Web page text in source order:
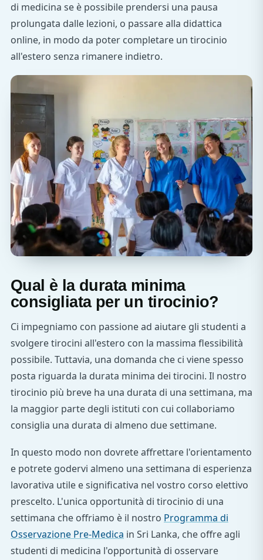
di medicina se è possibile prendersi una pausa
prolungata dalle lezioni, o passare alla didattica
online, in modo da poter completare un tirocinio
all'estero senza rimanere indietro.
Qual è la durata minima
consigliata per un tirocinio?
Ci impegniamo con passione ad aiutare gli studenti a
svolgere tirocini all'estero con la massima flessibilità
possibile. Tuttavia, una domanda che ci viene spesso
posta riguarda la durata minima dei tirocini. Il nostro
tirocinio più breve ha una durata di una settimana, ma
la maggior parte degli istituti con cui collaboriamo
consiglia una durata di almeno due settimane.
In questo modo non dovrete affrettare l'orientamento
e potrete godervi almeno una settimana di esperienza
lavorativa utile e significativa nel vostro corso elettivo
prescelto. L'unica opportunità di tirocinio di una
settimana che offriamo è il nostro Programma di
Osservazione Pre-Medica in Sri Lanka, che offre agli
studenti di medicina l'opportunità di osservare